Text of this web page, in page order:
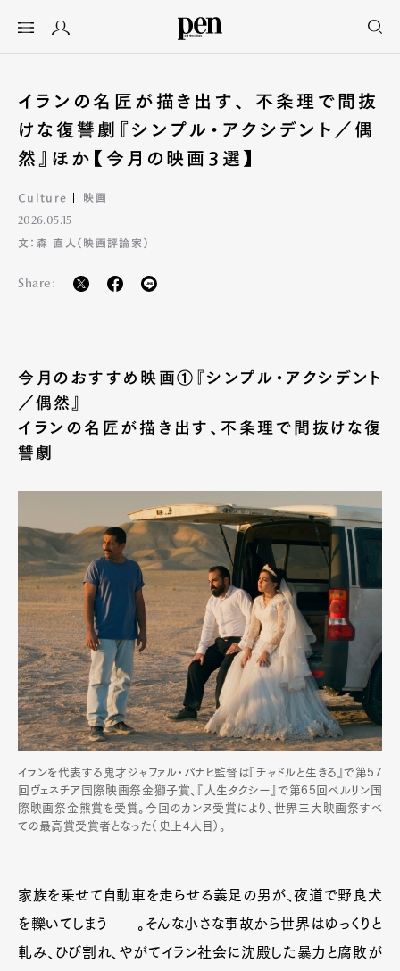
イランの名匠が描き出す、 不条理で間抜
けな復讐劇『シンプル・アクシデント／偶
然』ほか【今月の映画3選】
Culture 映画
2026.05.15
文：森 直人（映画評論家）
Share:
今月のおすすめ映画①『シンプル・アクシデント
／偶然』
イランの名匠が描き出す、不条理で間抜けな復
讐劇
イランを代表する鬼才ジャファル・パナヒ監督は『チャドルと生きる』で第57
回ヴェネチア国際映画祭金獅子賞、『人生タクシー』で第65回ベルリン国
際映画祭金熊賞を受賞。今回のカンヌ受賞により、世界三大映画祭すべ
ての最高賞受賞者となった（史上4人目）。
家族を乗せて自動車を走らせる義足の男が、夜道で野良犬
を轢いてしまう——。そんな小さな事故から世界はゆっくりと
軋み、ひび割れ、やがてイラン社会に沈殿した暴力と腐敗が